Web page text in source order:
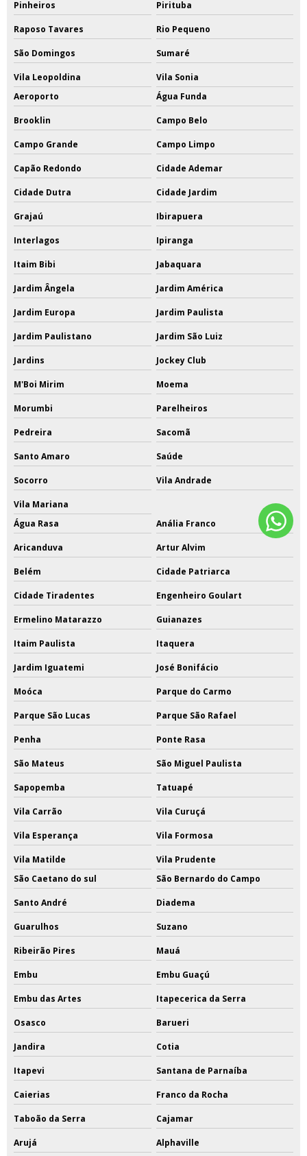
Pinheiros Pirituba
Raposo Tavares Rio Pequeno
São Domingos Sumaré
Vila Leopoldina
Vila Sonia
Aeroporto
Água Funda
Brooklin Campo Belo
Campo Grande Campo Limpo
Capão Redondo Cidade Ademar
Cidade Dutra Cidade Jardim
Grajaú Ibirapuera
Interlagos Ipiranga
Itaim Bibi Jabaquara
Jardim Ângela Jardim América
Jardim Europa Jardim Paulista
Jardim Paulistano Jardim São Luiz
Jardins Jockey Club
M'Boi Mirim Moema
Morumbi Parelheiros
Pedreira Sacomã
Santo Amaro Saúde
Socorro Vila Andrade
Vila Mariana
Água Rasa
Anália Franco
Aricanduva Artur Alvim
Belém Cidade Patriarca
Cidade Tiradentes Engenheiro Goulart
Ermelino Matarazzo Guianazes
Itaim Paulista Itaquera
Jardim Iguatemi José Bonifácio
Moóca Parque do Carmo
Parque São Lucas Parque São Rafael
Penha Ponte Rasa
São Mateus São Miguel Paulista
Sapopemba Tatuapé
Vila Carrão Vila Curuçá
Vila Esperança Vila Formosa
Vila Matilde
Vila Prudente
São Caetano do sul
São Bernardo do Campo
Santo André Diadema
Guarulhos Suzano
Ribeirão Pires Mauá
Embu Embu Guaçú
Embu das Artes Itapecerica da Serra
Osasco Barueri
Jandira Cotia
Itapevi Santana de Parnaíba
Caierias Franco da Rocha
Taboão da Serra Cajamar
Arujá Alphaville